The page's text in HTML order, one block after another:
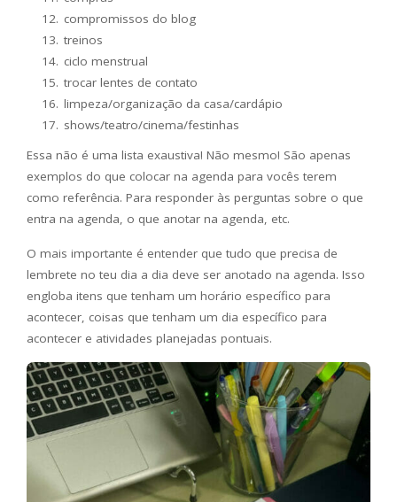
compromissos do blog
treinos
ciclo menstrual
trocar lentes de contato
limpeza/organização da casa/cardápio
shows/teatro/cinema/festinhas
Essa não é uma lista exaustiva! Não mesmo! São apenas
exemplos do que colocar na agenda para vocês terem
como referência. Para responder às perguntas sobre o que
entra na agenda, o que anotar na agenda, etc.
O mais importante é entender que tudo que precisa de
lembrete no teu dia a dia deve ser anotado na agenda. Isso
engloba itens que tenham um horário específico para
acontecer, coisas que tenham um dia específico para
acontecer e atividades planejadas pontuais.